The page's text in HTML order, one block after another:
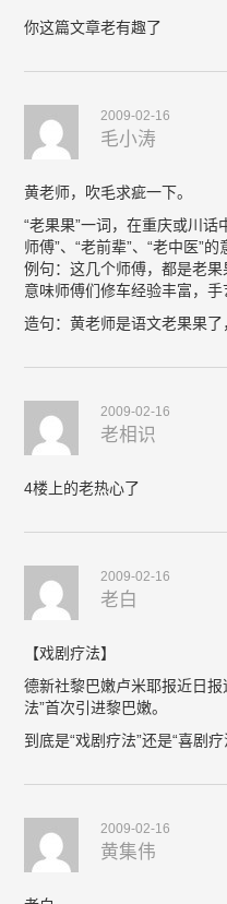
你这篇文章老有趣了
2009-02-16
毛小涛
黄老师，吹毛求疵一下。
“老果果”一词，在重庆或川
师傅”、“老前辈”、“老中医”的
例句：这几个师傅，都是老果
意味师傅们修车经验丰富，手
造句：黄老师是语文老果果了
2009-02-16
老相识
4楼上的老热心了
2009-02-16
老白
【戏剧疗法】
德新社黎巴嫩卢米耶报近日
法”首次引进黎巴嫩。
到底是“戏剧疗法”还是“喜剧疗
2009-02-16
黄集伟